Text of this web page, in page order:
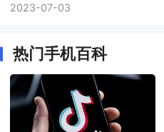
2023-07-03
热门手机百科